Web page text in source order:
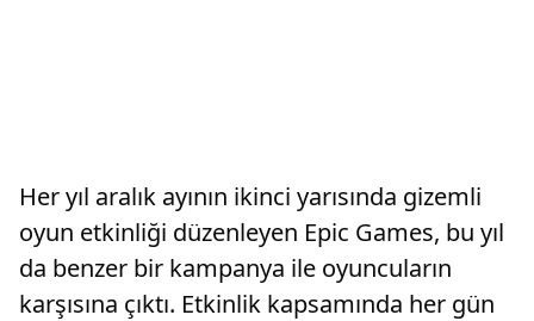
Her yıl aralık ayının ikinci yarısında gizemli
oyun etkinliği düzenleyen Epic Games, bu yıl
da benzer bir kampanya ile oyuncuların
karşısına çıktı. Etkinlik kapsamında her gün